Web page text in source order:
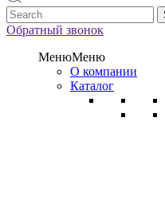
1
Обратный звонок
МенюМеню
О компании
Каталог